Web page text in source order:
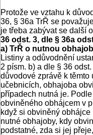
Protože ve vztahu k
36, § 36a TrŘ se
je třeba zabývat se další
36 odst. 3, dle § 36a
a) TrŘ o nutnou
Listiny a odůvodnění
2 písm. b) a dle § 36
důvodové zprávě k těmto
učebnicích, obhajoba
případech nutná je.
obviněného obhájcem v
když si obviněný
nutné obhajoby, kdy
podstatné, zda si jej